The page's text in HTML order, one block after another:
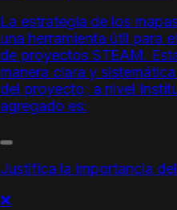
La estrategia de los
una herramienta útil para
de proyectos STEAM.
manera clara y
del proyecto; a nivel
agregado es:
Justifica la importancia
❌